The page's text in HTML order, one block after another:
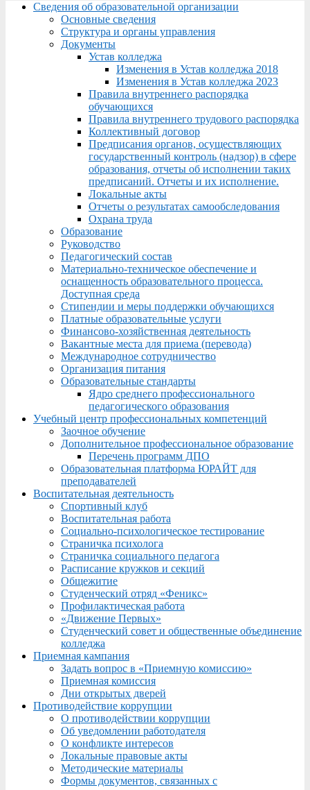
Menu
Сведения об образовательной организации
Основные сведения
Структура и органы управления
Документы
Устав колледжа
Изменения в Устав колледжа 2018
Изменения в Устав колледжа 2023
Правила внутреннего распорядка
обучающихся
Правила внутреннего трудового распорядка
Коллективный договор
Предписания органов, осуществляющих
государственный контроль (надзор) в сфере
образования, отчеты об исполнении таких
предписаний. Отчеты и их исполнение.
Локальные акты
Отчеты о результатах самообследования
Охрана труда
Образование
Руководство
Педагогический состав
Материально-техническое обеспечение и
оснащенность образовательного процесса.
Доступная среда
Стипендии и меры поддержки обучающихся
Платные образовательные услуги
Финансово-хозяйственная деятельность
Вакантные места для приема (перевода)
Международное сотрудничество
Организация питания
Образовательные стандарты
Ядро среднего профессионального
педагогического образования
Учебный центр профессиональных компетенций
Заочное обучение
Дополнительное профессиональное образование
Перечень программ ДПО
Образовательная платформа ЮРАЙТ для
преподавателей
Воспитательная деятельность
Спортивный клуб
Воспитательная работа
Социально-психологическое тестирование
Страничка психолога
Страничка социального педагога
Расписание кружков и секций
Общежитие
Студенческий отряд «Феникс»
Профилактическая работа
«Движение Первых»
Студенческий совет и общественные объединение
колледжа
Приемная кампания
Задать вопрос в «Приемную комиссию»
Приемная комиссия
Дни открытых дверей
Противодействие коррупции
О противодействии коррупции
Об уведомлении работодателя
О конфликте интересов
Локальные правовые акты
Методические материалы
Формы документов, связанных с